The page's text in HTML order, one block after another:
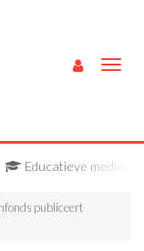
Educatieve media
publiceert